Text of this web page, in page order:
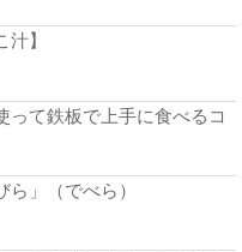
】
って鉄板で上手に食べるコ
」（でべら）